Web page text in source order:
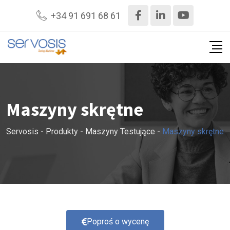
+34 91 691 68 61
Maszyny skrętne
Servosis - Produkty - Maszyny Testujące - Maszyny skrętne
Poproś o wycenę